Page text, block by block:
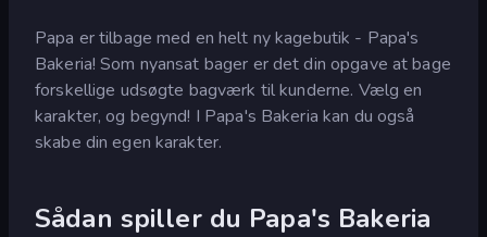
Papa er tilbage med en helt ny kagebutik - Papa's
Bakeria! Som nyansat bager er det din opgave at bage
forskellige udsøgte bagværk til kunderne. Vælg en
karakter, og begynd! I Papa's Bakeria kan du også
skabe din egen karakter.
Sådan spiller du Papa's Bakeria